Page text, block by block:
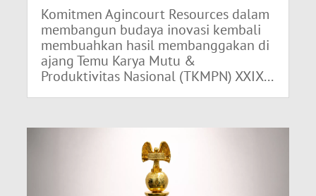
Komitmen Agincourt Resources dalam
membangun budaya inovasi kembali
membuahkan hasil membanggakan di
ajang Temu Karya Mutu &
Produktivitas Nasional (TKMPN) XXIX...